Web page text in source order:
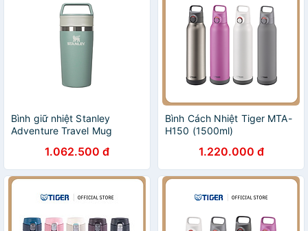
Bình giữ nhiệt Stanley
Adventure Travel Mug
1.062.500 đ
Bình Cách Nhiệt Tiger MTA-
H150 (1500ml)
1.220.000 đ